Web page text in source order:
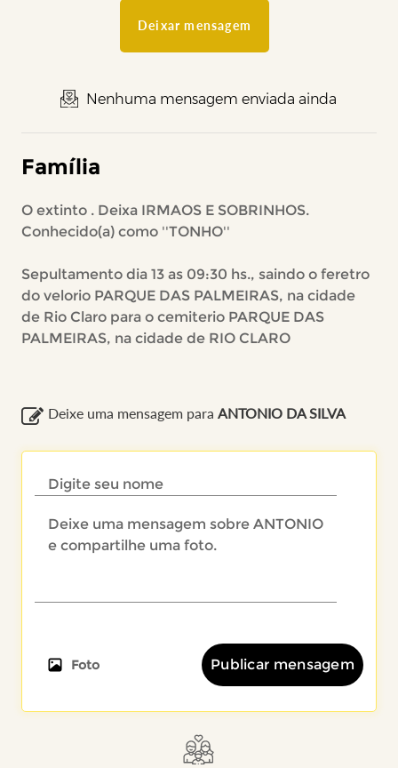
Deixar mensagem
Nenhuma mensagem enviada ainda
Família
O extinto . Deixa IRMAOS E SOBRINHOS.
Conhecido(a) como ''TONHO''
Sepultamento dia 13 as 09:30 hs., saindo o feretro
do velorio PARQUE DAS PALMEIRAS, na cidade
de Rio Claro para o cemiterio PARQUE DAS
PALMEIRAS, na cidade de RIO CLARO
Deixe uma mensagem para ANTONIO DA SILVA
Foto Publicar mensagem